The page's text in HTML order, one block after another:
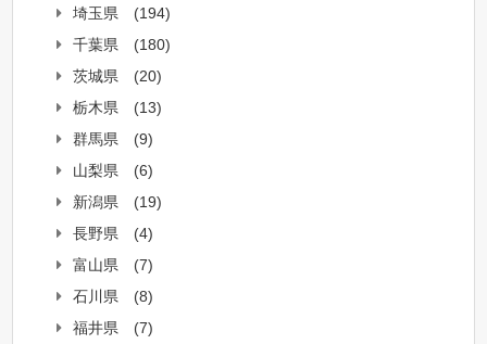
埼玉県
(194)
千葉県
(180)
茨城県
(20)
栃木県
(13)
群馬県
(9)
山梨県
(6)
新潟県
(19)
長野県
(4)
富山県
(7)
石川県
(8)
福井県
(7)